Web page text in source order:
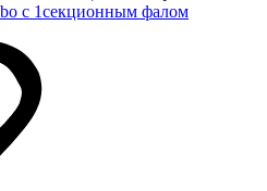
с 1секционным фалом